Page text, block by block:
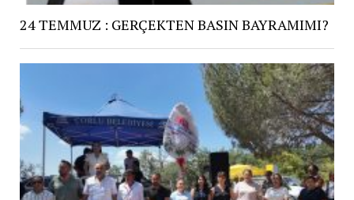
24 TEMMUZ : GERÇEKTEN BASIN BAYRAMIMI?